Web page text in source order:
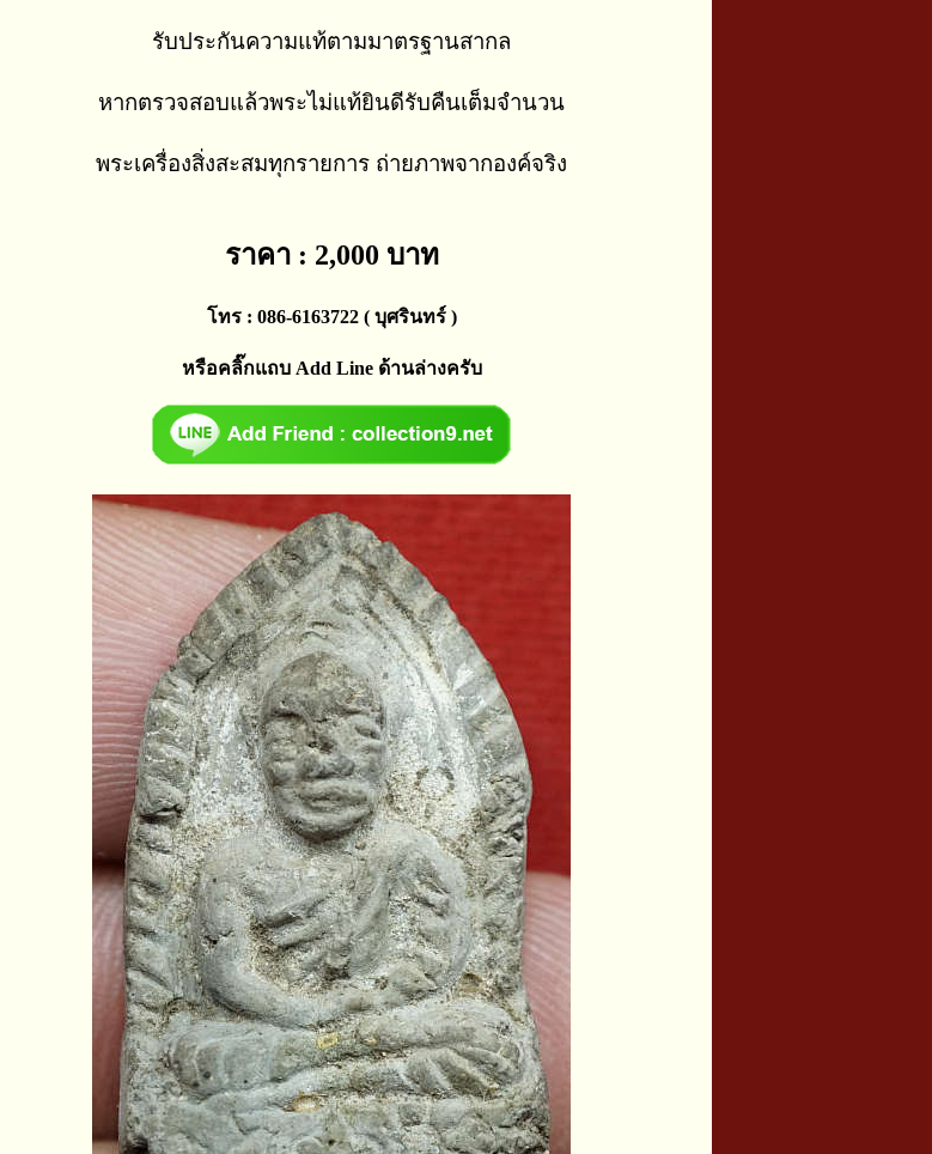
รับประกันความแท้ตามมาตรฐานสากล
หากตรวจสอบแล้วพระไม่แท้ยินดีรับคืนเต็มจำนวน
พระเครื่องสิ่งสะสมทุกรายการ ถ่ายภาพจากองค์จริง
ราคา : 2,000 บาท
โทร : 086-6163722 ( บุศรินทร์ )
หรือคลิ๊กแถบ Add Line ด้านล่างครับ